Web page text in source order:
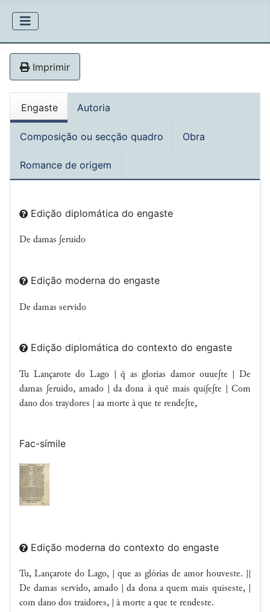
Imprimir
Engaste Autoria
Composição ou secção quadro Obra
Romance de origem
Edição diplomática do engaste
De damas ʃeruido
Edição moderna do engaste
De damas servido
Edição diplomática do contexto do engaste
Tu Lançarote do Lago |  as glorias damor ouueʃte | De
damas ʃeruido, amado | da dona à quẽ mais quiʃeʃte | Com
dano dos traydores | aa morte à que te rendeʃte,
Fac-símile
Edição moderna do contexto do engaste
Tu, Lançarote do Lago, | que as glórias de amor houveste. ||
De damas servido, amado | da dona a quem mais quiseste, |
com dano dos traidores, | à morte a que te rendeste.